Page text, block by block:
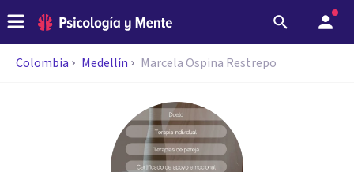
Colombia Medellín Marcela Ospina Restrepo